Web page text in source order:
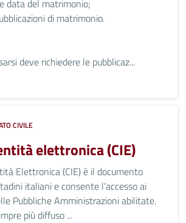
data del matrimonio;
di matrimonio.
deve richiedere le pubblicaz...
CIVILE
elettronica (CIE)
Elettronica (CIE) è il documento
italiani e consente l’accesso ai
Pubbliche Amministrazioni abilitate.
più diffuso ...